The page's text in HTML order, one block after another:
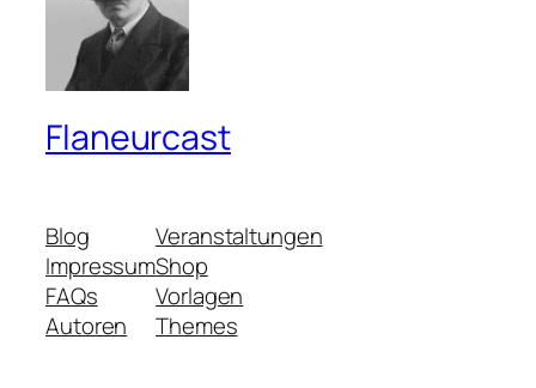
Flaneurcast
Blog
Impressum
FAQs
Autoren
Veranstaltungen
Shop
Vorlagen
Themes